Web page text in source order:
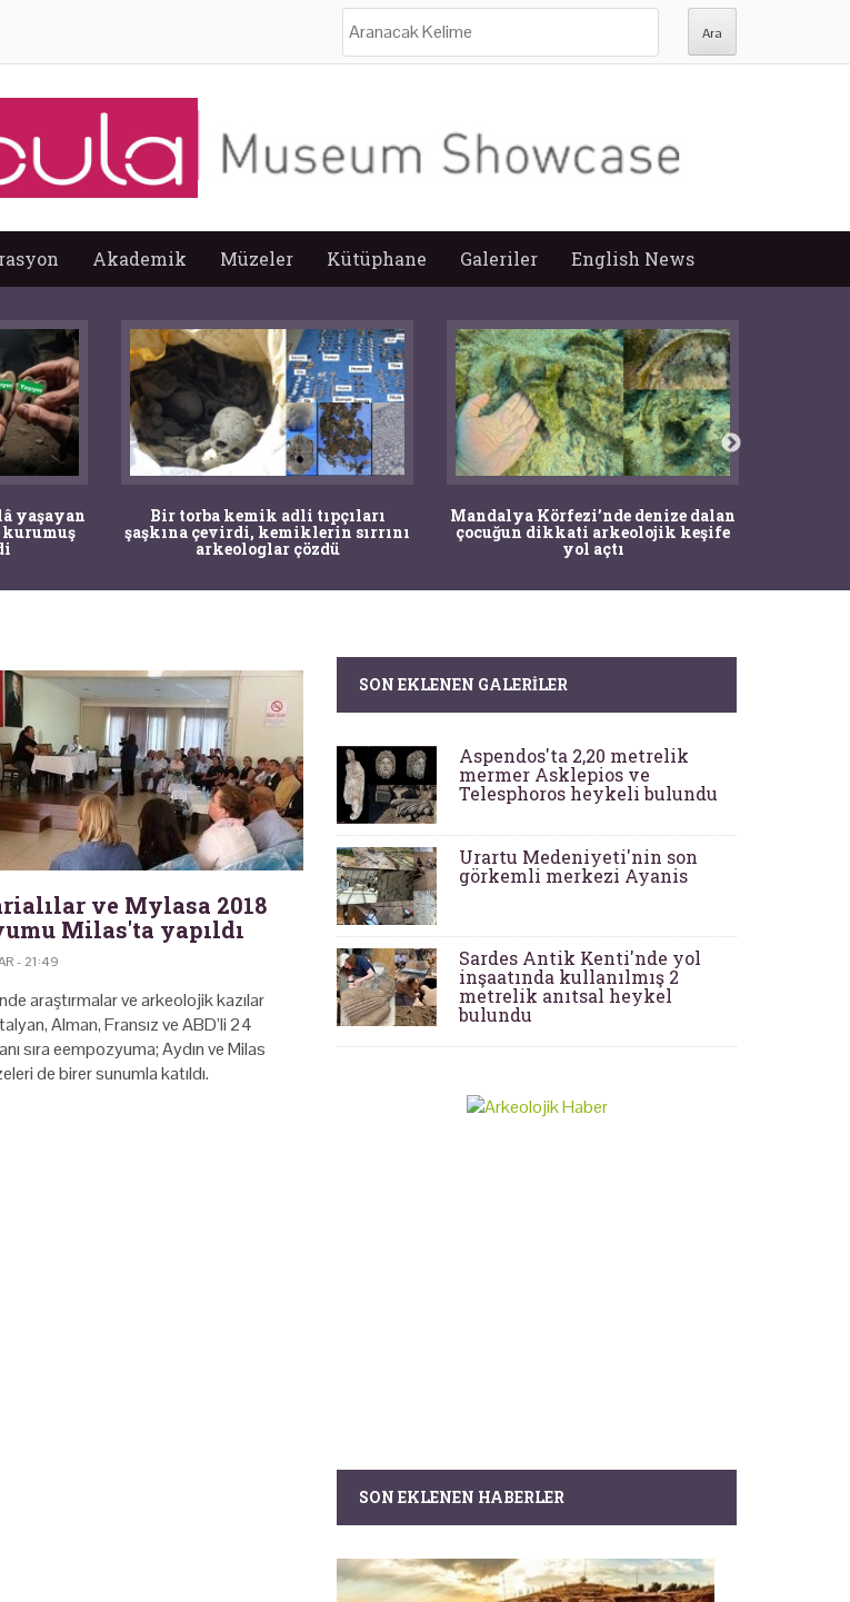
Akademik Müzeler Kütüphane Galeriler English News
yaşayan
kurumuş
Bir torba kemik adli tıpçıları
şaşkına çevirdi, kemiklerin sırrını
arkeologlar çözdü
Mandalya Körfezi’nde denize dalan
çocuğun dikkati arkeolojik keşife
yol açtı
ve Mylasa 2018
Milas'ta yapıldı
- 21:49
araştırmalar ve arkeolojik kazılar
Alman, Fransız ve ABD’li 24
sıra eempozyuma; Aydın ve Milas
de birer sunumla katıldı.
SON EKLENEN GALERILER
Aspendos'ta 2,20 metrelik
mermer Asklepios ve
Telesphoros heykeli bulundu
Urartu Medeniyeti'nin son
görkemli merkezi Ayanis
Sardes Antik Kenti'nde yol
inşaatında kullanılmış 2
metrelik anıtsal heykel
bulundu
SON EKLENEN HABERLER